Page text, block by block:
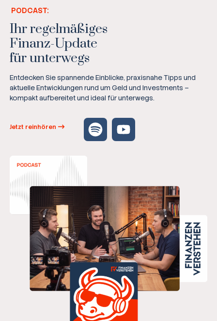
PODCAST:
Ihr regelmäßiges
Finanz-Update
für unterwegs
Entdecken Sie spannende Einblicke, praxisnahe Tipps und
aktuelle Entwicklungen rund um Geld und Investments –
kompakt aufbereitet und ideal für unterwegs.
Jetzt reinhören